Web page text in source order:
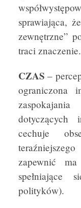
sprawiająca,
zewnętrzne”
traci znaczenie.
CZAS –
ograniczona
dotyczących
cechuje
zapewnić
spełniające
polityków).